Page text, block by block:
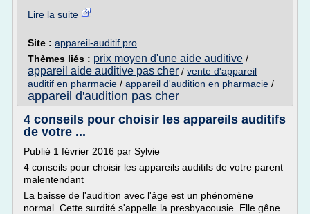
Lire la suite
Site : appareil-auditif.pro
Thèmes liés : prix moyen d'une aide auditive /
appareil aide auditive pas cher / vente d'appareil
auditif en pharmacie / appareil d'audition en pharmacie /
appareil d'audition pas cher
4 conseils pour choisir les appareils auditifs
de votre ...
Publié 1 février 2016 par Sylvie
4 conseils pour choisir les appareils auditifs de votre parent
malentendant
La baisse de l'audition avec l'âge est un phénomène
normal. Cette surdité s'appelle la presbyacousie. Elle gêne